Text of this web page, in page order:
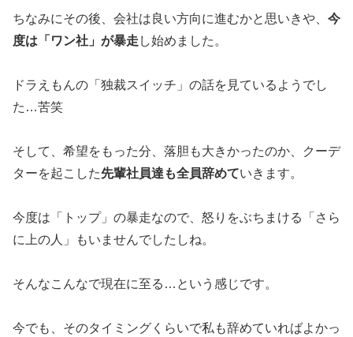
ちなみにその後、会社は良い方向に進むかと思いきや、 今
度は「ワン社」が暴走 し始めました。
ドラえもんの「独裁スイッチ」の話を見ているようでし
た…苦笑
そして、希望をもった分、落胆も大きかったのか、クーデ
ターを起こした先輩社員達も全員辞めていきます。
今度は「トップ」の暴走なので、怒りをぶちまける「さら
に上の人」もいませんでしたしね。
そんなこんなで現在に至る…という感じです。
今でも、そのタイミングくらいで私も辞めていればよかっ